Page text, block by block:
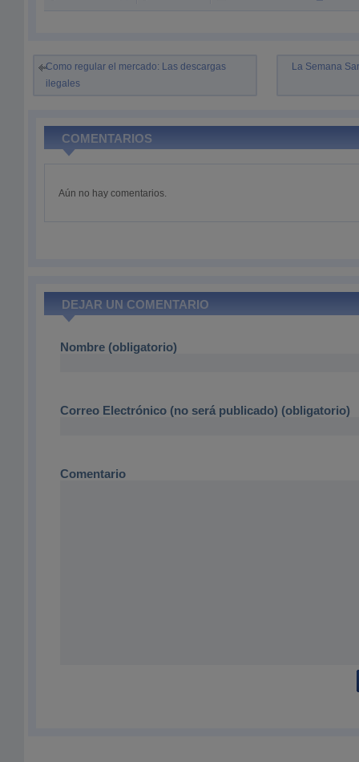
Como regular el mercado: Las descargas
ilegales
La Semana
COMENTARIOS
Aún no hay comentarios.
DEJAR UN COMENTARIO
Nombre (obligatorio)
Correo Electrónico (no será publicado) (obligatorio)
Comentario